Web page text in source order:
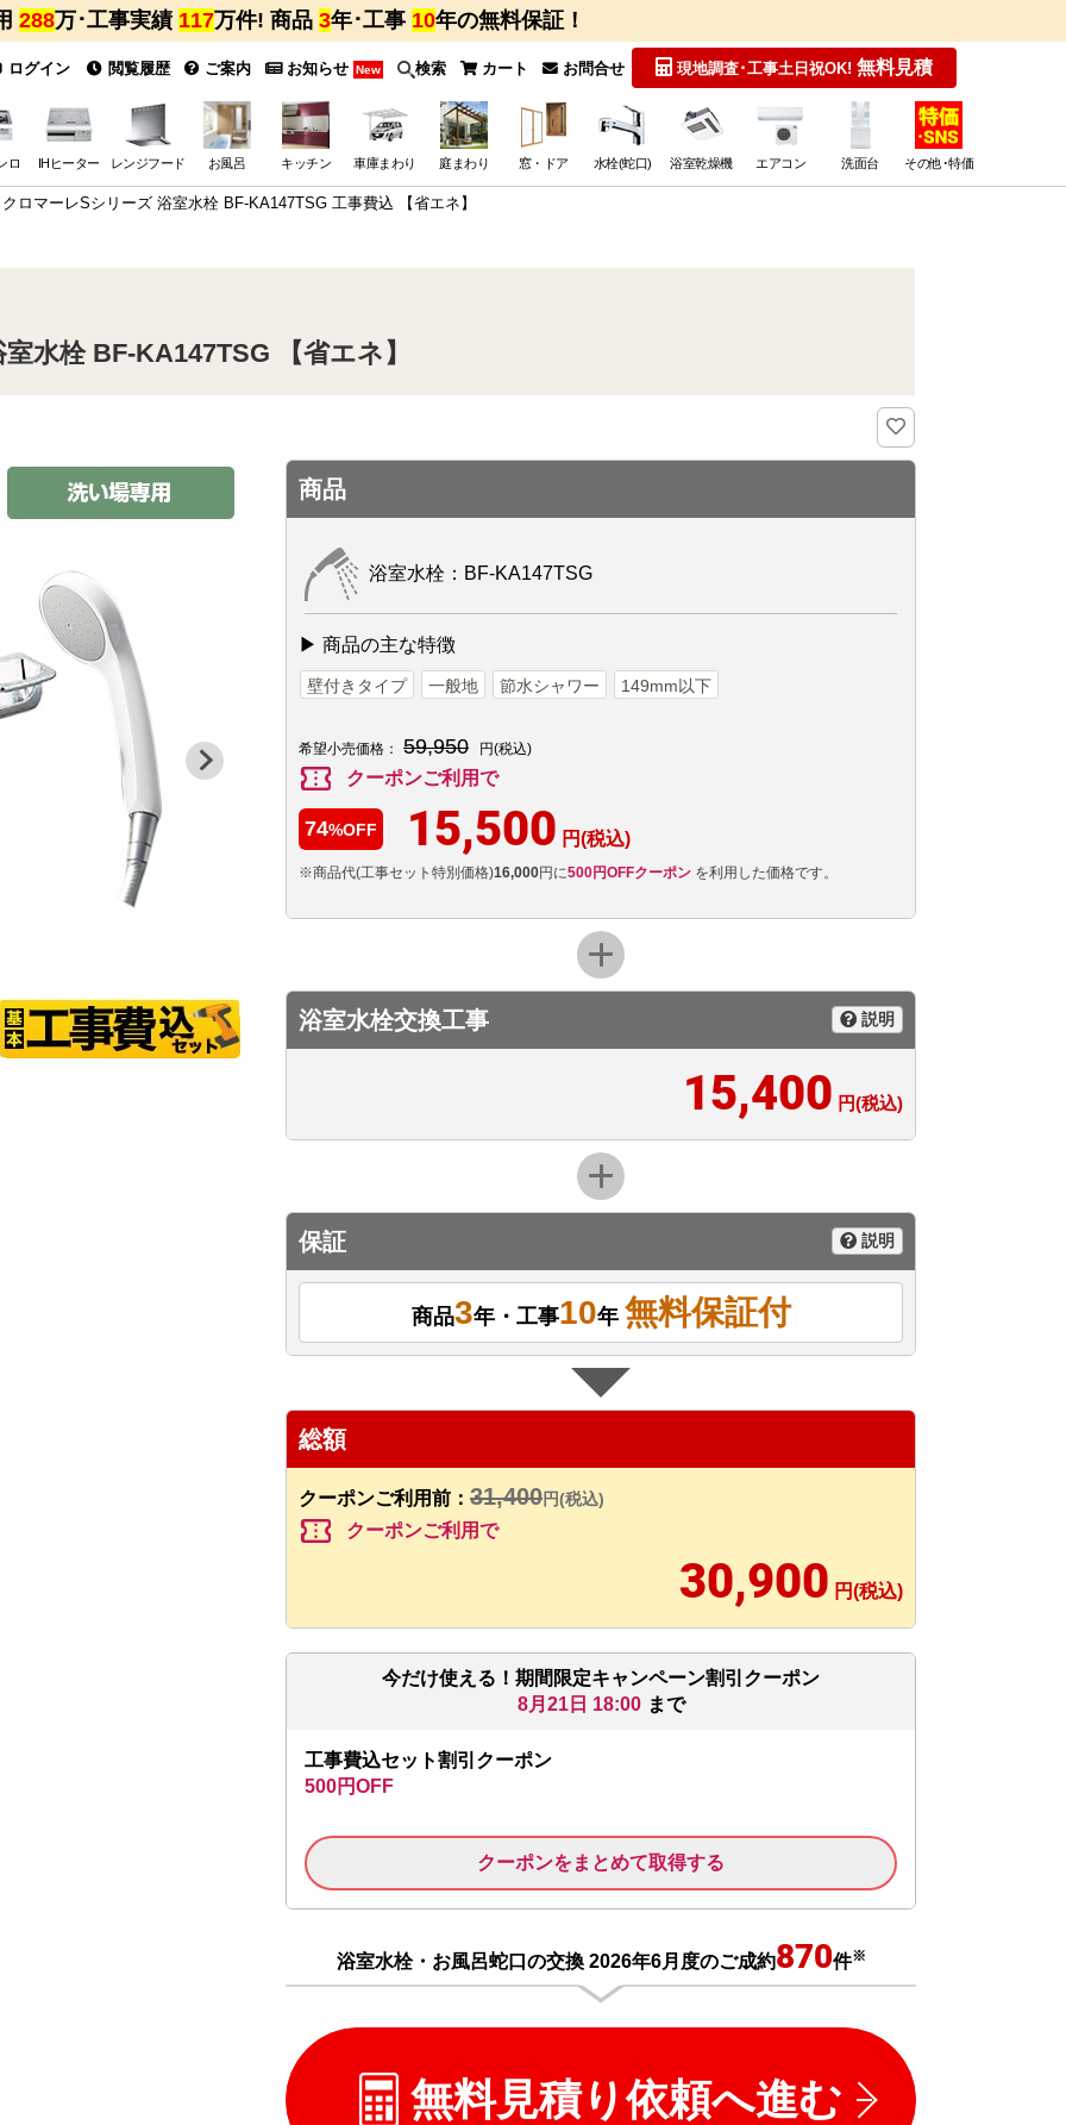
288万･工事実績 117万件! 商品 3年･工事 10年の無料保証！
ログイン 閲覧履歴 ご案内 お知らせ New 検索 カート お問合せ 現地調査･工事土日祝OK! 無料見積
ロ IHヒーター レンジフード お風呂 キッチン 車庫まわり 庭まわり 窓・ドア 水栓(蛇口) 浴室乾燥機 エアコン 洗面台 その他･特価
ロマーレSシリーズ 浴室水栓 BF-KA147TSG 工事費込 【省エネ】
水栓 BF-KA147TSG 【省エネ】
商品
浴室水栓：BF-KA147TSG
▶ 商品の主な特徴
壁付きタイプ 一般地 節水シャワー 149mm以下
希望小売価格： 59,950 円(税込)
confirmation_number クーポンご利用で
74%OFF 15,500 円(税込)
※商品代(工事セット特別価格)16,000円に500円OFFクーポン を利用した価格です。
浴室水栓交換工事 説明
15,400 円(税込)
保証 説明
商品3年・工事10年 無料保証付
総額
クーポンご利用前： 31,400円(税込)
confirmation_number クーポンご利用で
30,900 円(税込)
今だけ使える！期間限定キャンペーン割引クーポン
8月21日 18:00 まで
工事費込セット割引クーポン
500円OFF
クーポンをまとめて取得する
浴室水栓・お風呂蛇口の交換 2026年6月度のご成約870件※
無料見積り依頼へ進む